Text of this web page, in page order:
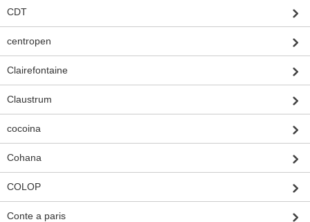
CDT
centropen
Clairefontaine
Claustrum
cocoina
Cohana
COLOP
Conte a paris